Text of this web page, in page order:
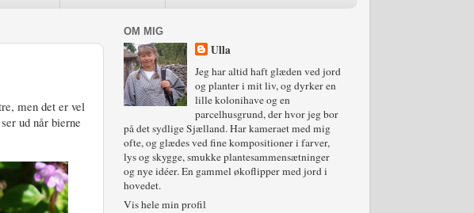
men det er vel
ud når bierne
OM MIG
Ulla
Jeg har altid haft glæden ved jord
og planter i mit liv, og dyrker en
lille kolonihave og en
parcelhusgrund, der hvor jeg bor
på det sydlige Sjælland. Har kameraet med mig
ofte, og glædes ved fine kompositioner i farver,
lys og skygge, smukke plantesammensætninger
og nye idéer. En gammel økoflipper med jord i
hovedet.
Vis hele min profil